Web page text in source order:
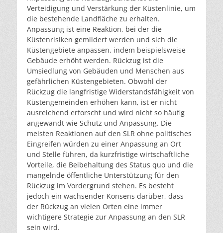
Verteidigung und Verstärkung der Küstenlinie, um
die bestehende Landfläche zu erhalten.
Anpassung ist eine Reaktion, bei der die
Küstenrisiken gemildert werden und sich die
Küstengebiete anpassen, indem beispielsweise
Gebäude erhöht werden. Rückzug ist die
Umsiedlung von Gebäuden und Menschen aus
gefährlichen Küstengebieten. Obwohl der
Rückzug die langfristige Widerstandsfähigkeit von
Küstengemeinden erhöhen kann, ist er nicht
ausreichend erforscht und wird nicht so häufig
angewandt wie Schutz und Anpassung. Die
meisten Reaktionen auf den SLR ohne politisches
Eingreifen würden zu einer Anpassung an Ort
und Stelle führen, da kurzfristige wirtschaftliche
Vorteile, die Beibehaltung des Status quo und die
mangelnde öffentliche Unterstützung für den
Rückzug im Vordergrund stehen. Es besteht
jedoch ein wachsender Konsens darüber, dass
der Rückzug an vielen Orten eine immer
wichtigere Strategie zur Anpassung an den SLR
sein wird.